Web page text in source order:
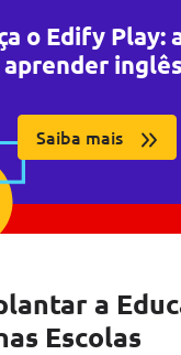
o Edify Play:
aprender
Saiba mais
a
Escolas